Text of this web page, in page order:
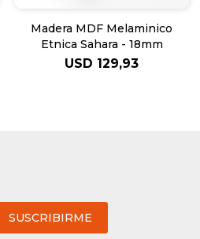
Madera MDF Melaminico
Etnica Sahara - 18mm
USD 129,93
SUSCRIBIRME